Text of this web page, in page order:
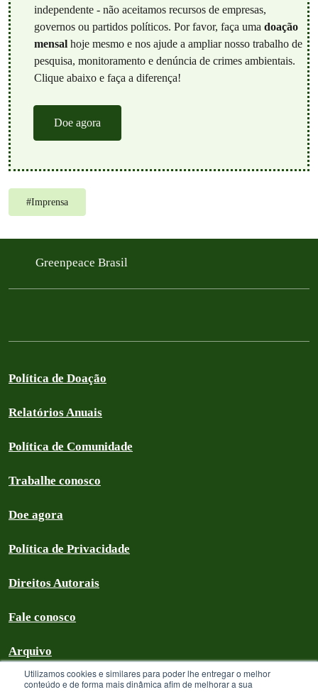
Utilizamos cookies e similares para poder lhe entregar o melhor
conteúdo e de forma mais dinâmica afim de melhorar a sua
independente - não aceitamos recursos de empresas,
governos ou partidos políticos. Por favor, faça uma doação
mensalhoje mesmo e nos ajude a ampliar nosso trabalho de
pesquisa, monitoramento e denúncia de crimes ambientais.
Clique abaixo e faça a diferença!
Doe agora
#Imprensa
Greenpeace Brasil
Política de Doação
Relatórios Anuais
Política de Comunidade
Trabalhe conosco
Doe agora
Política de Privacidade
Direitos Autorais
Fale conosco
Arquivo